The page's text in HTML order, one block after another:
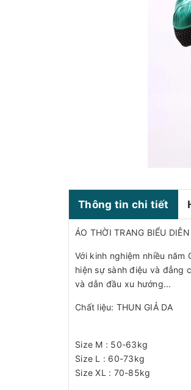
Thông tin chi tiết
ÁO THỜI TRANG BIỂU
Với kinh nghiệm nhiều
hiện sự sành điệu và đẳng
và dẫn đầu xu hướng...
Chất liệu: THUN GIẢ DA
Size M : 50-63kg
Size L : 60-73kg
Size XL : 70-85kg